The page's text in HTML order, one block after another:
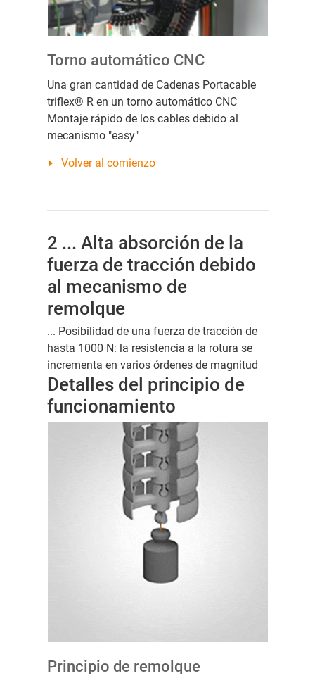
Torno automático CNC
Una gran cantidad de Cadenas Portacable
triflex® R en un torno automático CNC
Montaje rápido de los cables debido al
mecanismo "easy"
Volver al comienzo
2 ... Alta absorción de la
fuerza de tracción debido
al mecanismo de
remolque
... Posibilidad de una fuerza de tracción de
hasta 1000 N: la resistencia a la rotura se
incrementa en varios órdenes de magnitud
Detalles del principio de
funcionamiento
Principio de remolque